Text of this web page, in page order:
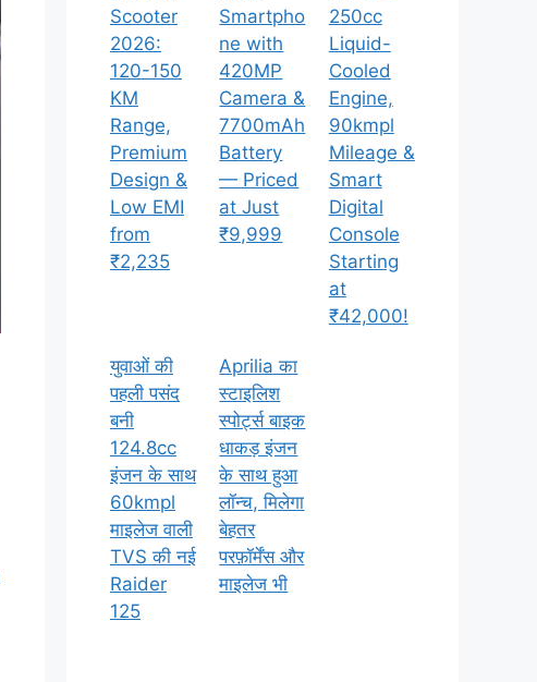
Scooter
2026:
120-150
KM
Range,
Premium
Design &
Low EMI
from
₹2,235
Smartpho
ne with
420MP
Camera &
7700mAh
Battery
— Priced
at Just
₹9,999
250cc
Liquid-
Cooled
Engine,
90kmpl
Mileage &
Smart
Digital
Console
Starting
at
₹42,000!
युवाओं की
पहली पसंद
बनी
124.8cc
इंजन के साथ
60kmpl
माइलेज वाली
TVS की नई
Raider
125
Aprilia का
स्टाइलिश
स्पोर्ट्स बाइक
धाकड़ इंजन
के साथ हुआ
लॉन्च, मिलेगा
बेहतर
परफ़ॉर्मेंस और
माइलेज भी